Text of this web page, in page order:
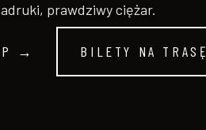
prawdziwy ciężar.
→ BILETY NA TRASĘ